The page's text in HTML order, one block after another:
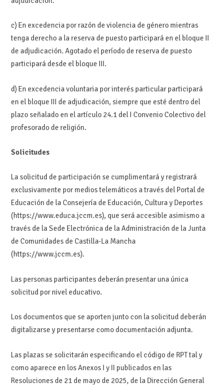
c) En excedencia por razón de violencia de género mientras
tenga derecho a la reserva de puesto participará en el bloque II
de adjudicación. Agotado el período de reserva de puesto
participará desde el bloque III.
d) En excedencia voluntaria por interés particular participará
en el bloque III de adjudicación, siempre que esté dentro del
plazo señalado en el artículo 24.1 del I Convenio Colectivo del
profesorado de religión.
Solicitudes
La solicitud de participación se cumplimentará y registrará
exclusivamente por medios telemáticos a través del Portal de
Educación de la Consejería de Educación, Cultura y Deportes
(https://www.educa.jccm.es), que será accesible asimismo a
través de la Sede Electrónica de la Administración de la Junta
de Comunidades de Castilla-La Mancha
(https://www.jccm.es).
Las personas participantes deberán presentar una única
solicitud por nivel educativo.
Los documentos que se aporten junto con la solicitud deberán
digitalizarse y presentarse como documentación adjunta.
Las plazas se solicitarán especificando el código de RPT tal y
como aparece en los Anexos I y II publicados en las
Resoluciones de 21 de mayo de 2025, de la Dirección General